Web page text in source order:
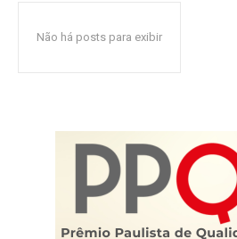
Não há posts para exibir